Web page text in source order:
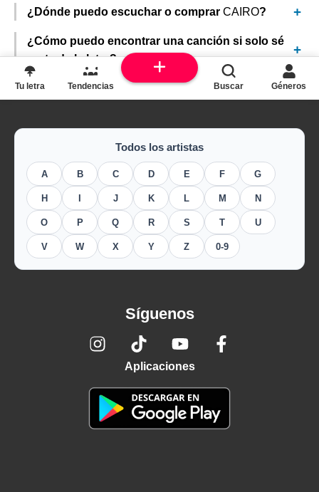
¿Dónde puedo escuchar o comprar CAIRO?
¿Cómo puedo encontrar una canción si solo sé
parte de la letra?
Todos los artistas
A B C D E F G
H J K L M N
O P Q R S T U
V W X Y Z 0-9
Síguenos
Aplicaciones
Tu letra Tendencias Buscar Géneros